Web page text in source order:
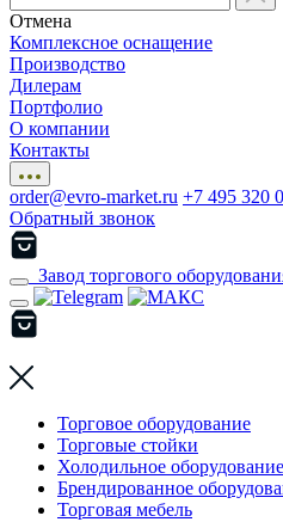
Отмена
Комплексное оснащение
Производство
Дилерам
Портфолио
О компании
Контакты
order@evro-market.ru +7 495 320
Обратный звонок
Завод торгового
Торговое оборудование
Торговые стойки
Холодильное оборудование
Брендированное
Торговая мебель